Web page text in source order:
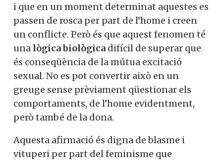
i que en un moment determinat aquestes es
passen de rosca per part de l’home i creen
un conflicte. Però és que aquest fenomen té
una lògica biològica difícil de superar que
és conseqüència de la mútua excitació
sexual. No es pot convertir això en un
greuge sense prèviament qüestionar els
comportaments, de l’home evidentment,
però també de la dona.
Aquesta afirmació és digna de blasme i
vituperi per part del feminisme que